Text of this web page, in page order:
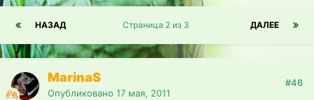
НАЗАД ДАЛЕЕ
Страница 2 из 3
MarinaS
Опубликовано 17 мая, 2011
#46